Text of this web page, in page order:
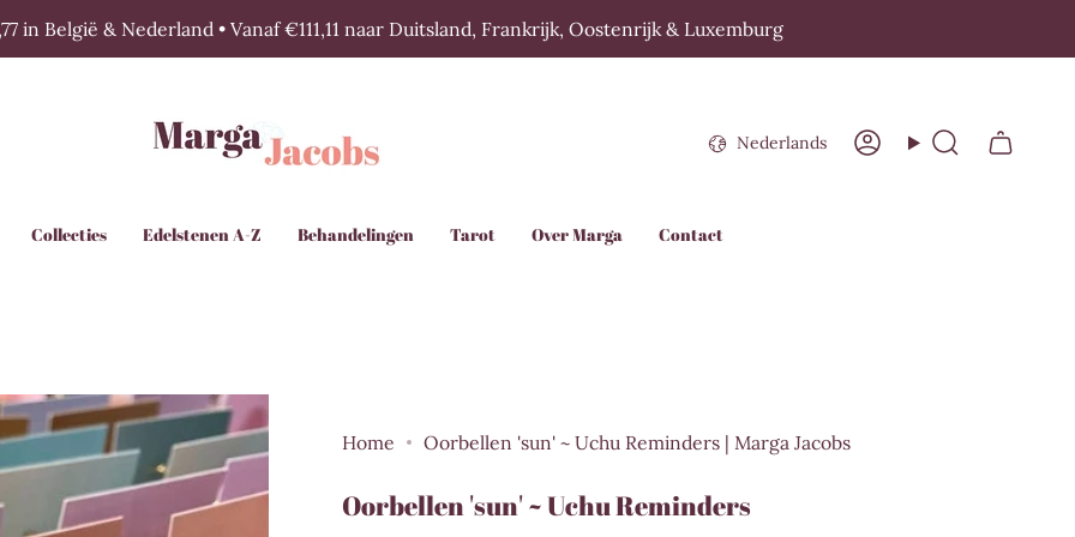
in België & Nederland • Vanaf €111,11 naar Duitsland, Frankrijk, Oostenrijk & Luxemburg
TaalNederlands AccountZoeken
Collecties Edelstenen A-Z Behandelingen Tarot Over Marga Contact
Home Oorbellen 'sun' ~ Uchu Reminders | Marga Jacobs
Oorbellen 'sun' ~ Uchu Reminders